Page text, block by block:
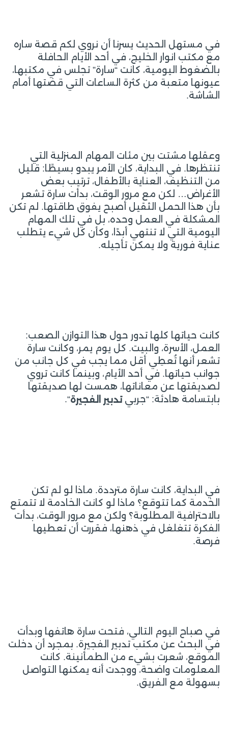
في مستهل الحديث يسرنا أن نروي لكم قصة ساره
مع مكتب انوار الخليج، في أحد الأيام الحافلة
بالضغوط اليومية، كانت “سارة” تجلس في مكتبها،
عيونها متعبة من كثرة الساعات التي قضتها أمام
الشاشة.
وعقلها مشتت بين مئات المهام المنزلية التي
تنتظرها. في البداية، كان الأمر يبدو بسيطًا: قليل
من التنظيف، العناية بالأطفال، ترتيب بعض
الأغراض… لكن مع مرور الوقت، بدأت سارة تشعر
بأن هذا الحمل الثقيل أصبح يفوق طاقتها. لم تكن
المشكلة في العمل وحده، بل في تلك المهام
اليومية التي لا تنتهي أبدًا، وكأن كل شيء يتطلب
عناية فورية ولا يمكن تأجيله.
كانت حياتها كلها تدور حول هذا التوازن الصعب:
العمل، الأسرة، والبيت. كل يوم يمر، وكانت سارة
تشعر أنها تُعطِي أقل مما يجب في كل جانب من
جوانب حياتها. في أحد الأيام، وبينما كانت تروي
لصديقتها عن معاناتها، همست لها صديقتها
بابتسامة هادئة: “جربي تدبير الفجيرة“.
في البداية، كانت سارة مترددة. ماذا لو لم تكن
الخدمة كما تتوقع؟ ماذا لو كانت الخادمة لا تتمتع
بالاحترافية المطلوبة؟ ولكن مع مرور الوقت، بدأت
الفكرة تتغلغل في ذهنها، فقررت أن تعطيها
فرصة.
في صباح اليوم التالي، فتحت سارة هاتفها وبدأت
في البحث عن مكتب تدبير الفجيرة. بمجرد أن دخلت
الموقع، شعرت بشيء من الطمأنينة. كانت
المعلومات واضحة، ووجدت أنه يمكنها التواصل
بسهولة مع الفريق.